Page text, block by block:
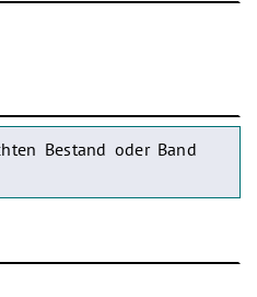
Bestand oder Band